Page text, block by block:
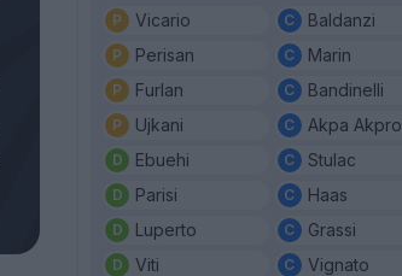
Vicario
Perisan
Furlan
Ujkani
Ebuehi
Parisi
Luperto
Viti
Baldanzi
Marin
Bandinelli
Akpa Akpro
Stulac
Haas
Grassi
Vignato